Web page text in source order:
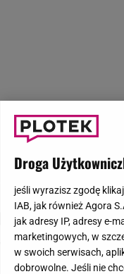
Droga
jeśli wyrazisz zgodę
IAB, jak również Agora
jak adresy IP, adresy e-
marketingowych, w
w swoich serwisach,
dobrowolne. Jeśli nie